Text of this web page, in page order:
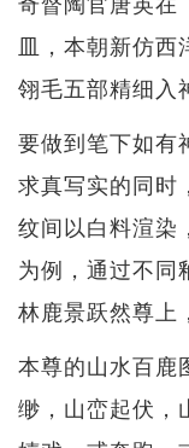
皿，本朝新仿西
翎毛五部精细入
要做到笔下如有
求真写实的同时
纹间以白料渲染
为例，通过不同
林鹿景跃然尊上
本尊的山水百鹿
缈，山峦起伏，